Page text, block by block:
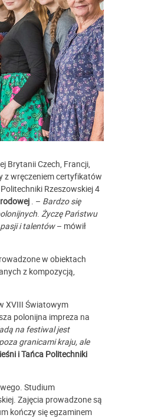
Brytanii Czech, Francji,
z wręczeniem certyfikatów
Rzeszowskiej 4
. – Bardzo się
. Życzę Państwu
i talentów– mówił
w obiektach
z kompozycją,
XVIII Światowym
polonijna impreza na
na festiwal jest
granicami kraju, ale
i Tańca Politechniki
Studium
Zajęcia prowadzone są
kończy się egzaminem